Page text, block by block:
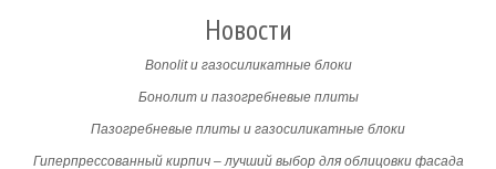
Новости
Bonolit и газосиликатные блоки
Бонолит и пазогребневые плиты
Пазогребневые плиты и газосиликатные блоки
Гиперпрессованный кирпич – лучший выбор для облицовки фасада